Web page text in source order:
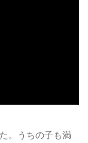
。うちの子も満